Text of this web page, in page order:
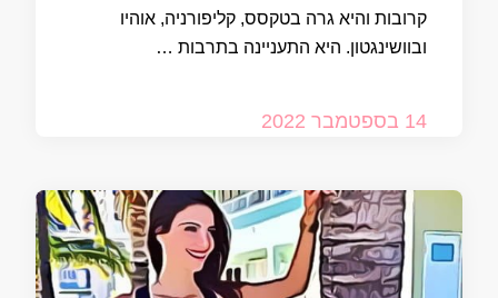
קרובות והיא גרה בטקסס, קליפורניה, אוהיו
ובוושינגטון. היא התעניינה בתרבות …
14 בספטמבר 2022